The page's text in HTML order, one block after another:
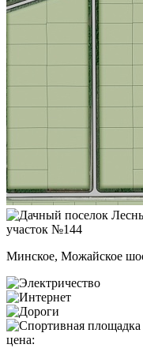
участок №144
Минское, Можайское
цена: